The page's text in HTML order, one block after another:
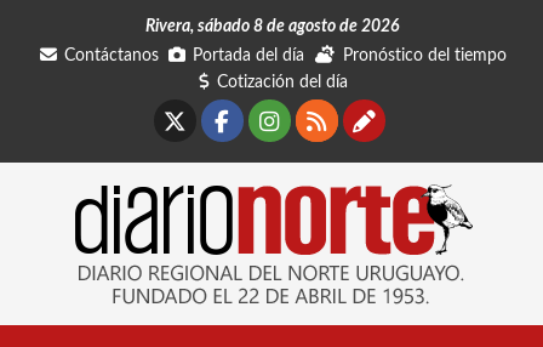
Rivera, sábado 8 de agosto de 2026
Contáctanos
Portada del día
Pronóstico del tiempo
Cotización del día
Facebook
Instagram
RSSContáctanos